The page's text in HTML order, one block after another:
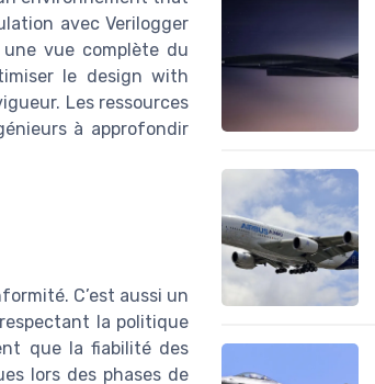
avec Verilogger
une vue complète du
le design with
Les ressources
à approfondir
C’est aussi un
la politique
que la fiabilité des
lors des phases de